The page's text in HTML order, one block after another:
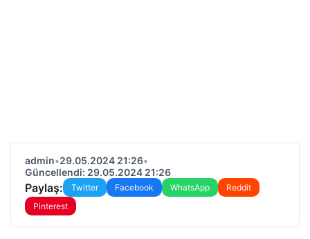
admin•29.05.2024 21:26•
Güncellendi: 29.05.2024 21:26
Paylaş: Twitter Facebook WhatsApp
Reddit
Pinterest